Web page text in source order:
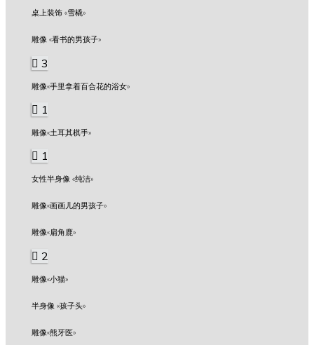
桌上装饰 «雪橇»
雕像 «看书的男孩子»
3
雕像«手里拿着百合花的浴女»
1
雕像«土耳其棋手»
1
女性半身像 «纯洁»
雕像«画画儿的男孩子»
雕像«扁角鹿»
2
雕像«小猫»
半身像 «孩子头»
雕像«熊牙医»